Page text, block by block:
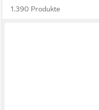
1.390 Produkte